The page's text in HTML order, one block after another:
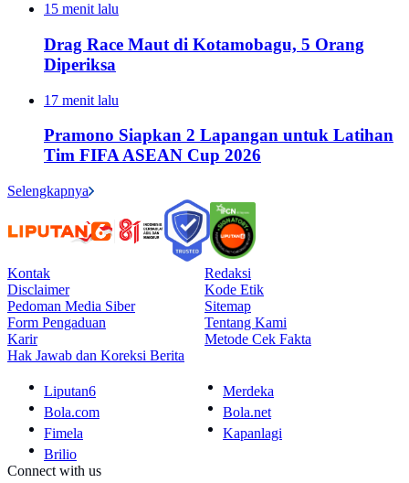
15 menit lalu
Drag Race Maut di Kotamobagu, 5 Orang
Diperiksa
17 menit lalu
Pramono Siapkan 2 Lapangan untuk Latihan
Tim FIFA ASEAN Cup 2026
Selengkapnya
Kontak
Redaksi
Disclaimer
Kode Etik
Pedoman Media Siber
Sitemap
Form Pengaduan
Tentang Kami
Karir
Metode Cek Fakta
Hak Jawab dan Koreksi Berita
Liputan6
Merdeka
Bola.com
Bola.net
Fimela
Kapanlagi
Brilio
Connect with us